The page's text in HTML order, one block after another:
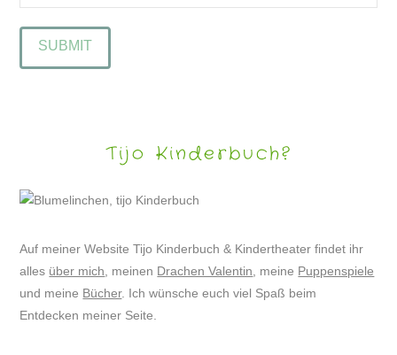
Tijo Kinderbuch?
Auf meiner Website Tijo Kinderbuch & Kindertheater findet ihr
alles über mich , meinen Drachen Valentin , meine Puppenspiele
und meine Bücher. Ich wünsche euch viel Spaß beim
Entdecken meiner Seite.